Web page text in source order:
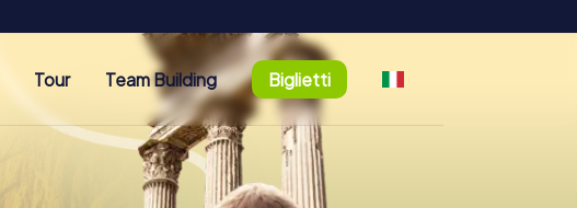
Tour Team Building Biglietti